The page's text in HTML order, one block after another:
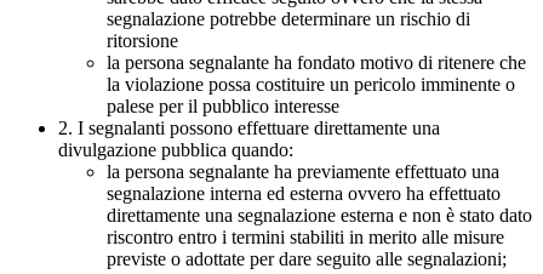
segnalazione potrebbe determinare un rischio di
ritorsione
la persona segnalante ha fondato motivo di ritenere che
la violazione possa costituire un pericolo imminente o
palese per il pubblico interesse
2. I segnalanti possono effettuare direttamente una
divulgazione pubblica quando:
la persona segnalante ha previamente effettuato una
segnalazione interna ed esterna ovvero ha effettuato
direttamente una segnalazione esterna e non è stato dato
riscontro entro i termini stabiliti in merito alle misure
previste o adottate per dare seguito alle segnalazioni;